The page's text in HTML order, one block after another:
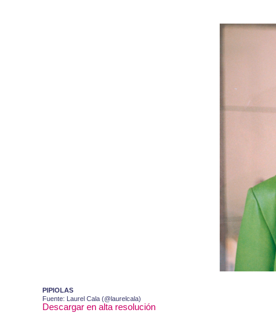
PIPIOLAS
Fuente: Laurel Cala (@laurelcala)
Descargar en alta resolución